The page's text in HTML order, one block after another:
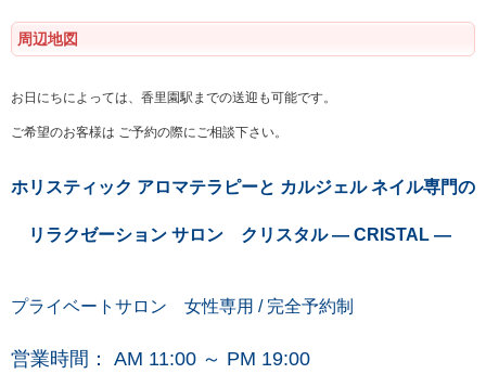
周辺地図
お日にちによっては、香里園駅までの送迎も可能です。
ご希望のお客様は ご予約の際にご相談下さい。
ホリスティック アロマテラピーと カルジェル ネイル専門の
リラクゼーション サロン クリスタル ― CRISTAL ―
プライベートサロン 女性専用 / 完全予約制
営業時間： AM 11:00 ～ PM 19:00